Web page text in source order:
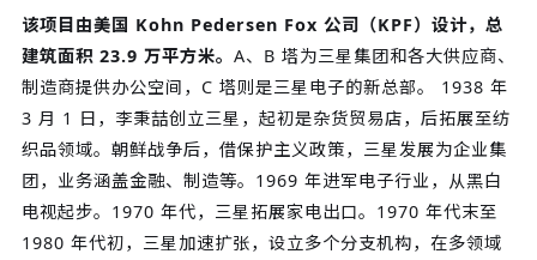
该项目由美国 Kohn Pedersen Fox 公司（KPF）设计，总
建筑面积 23.9 万平方米。 A、B 塔为三星集团和各大供应商、
制造商提供办公空间，C 塔则是三星电子的新总部。 1938 年
3 月 1 日，李秉喆创立三星，起初是杂货贸易店，后拓展至纺
织品领域。朝鲜战争后，借保护主义政策，三星发展为企业集
团，业务涵盖金融、制造等。1969 年进军电子行业，从黑白
电视起步。1970 年代，三星拓展家电出口。1970 年代末至
1980 年代初，三星加速扩张，设立多个分支机构，在多领域